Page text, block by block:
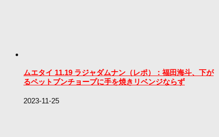
ムエタイ 11.19 ラジャダムナン（レポ）：福田海斗、下が
るペットブンチョープに手を焼きリベンジならず
2023-11-25